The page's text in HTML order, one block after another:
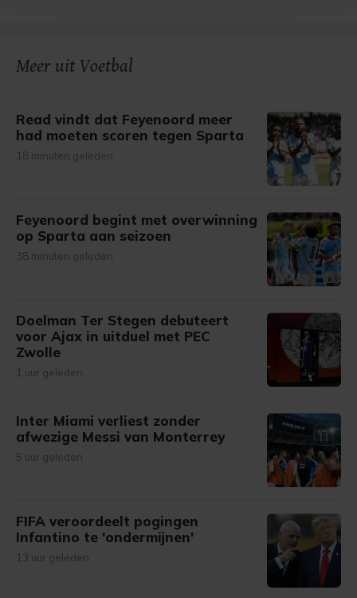
Meer uit Voetbal
Read vindt dat Feyenoord meer
had moeten scoren tegen Sparta
18 minuten geleden
Feyenoord begint met overwinning
op Sparta aan seizoen
38 minuten geleden
Doelman Ter Stegen debuteert
voor Ajax in uitduel met PEC
Zwolle
1 uur geleden
Inter Miami verliest zonder
afwezige Messi van Monterrey
5 uur geleden
FIFA veroordeelt pogingen
Infantino te 'ondermijnen'
13 uur geleden